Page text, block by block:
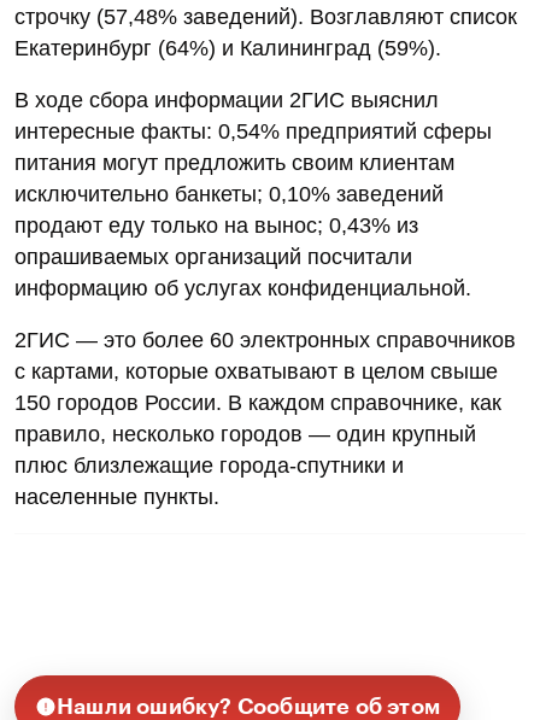
строчку (57,48% заведений). Возглавляют список
Екатеринбург (64%) и Калининград (59%).
В ходе сбора информации 2ГИС выяснил
интересные факты: 0,54% предприятий сферы
питания могут предложить своим клиентам
исключительно банкеты; 0,10% заведений
продают еду только на вынос; 0,43% из
опрашиваемых организаций посчитали
информацию об услугах конфиденциальной.
2ГИС — это более 60 электронных справочников
с картами, которые охватывают в целом свыше
150 городов России. В каждом справочнике, как
правило, несколько городов — один крупный
плюс близлежащие города-спутники и
населенные пункты.
Нашли ошибку? Сообщите об этом